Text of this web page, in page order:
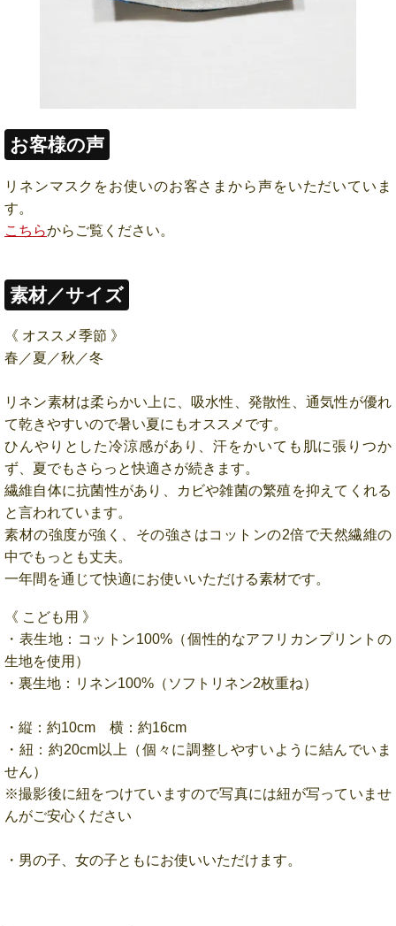
お客様の声
リネンマスクをお使いのお客さまから声をいただいていま
す。
こちらからご覧ください。
素材／サイズ
《 オススメ季節 》
春／夏／秋／冬
リネン素材は柔らかい上に、吸水性、発散性、通気性が優れ
て乾きやすいので暑い夏にもオススメです。
ひんやりとした冷涼感があり、汗をかいても肌に張りつか
ず、夏でもさらっと快適さが続きます。
繊維自体に抗菌性があり、カビや雑菌の繁殖を抑えてくれる
と言われています。
素材の強度が強く、その強さはコットンの2倍で天然繊維の
中でもっとも丈夫。
一年間を通じて快適にお使いいただける素材です。
《 こども用 》
・表生地：コットン100%（個性的なアフリカンプリントの
生地を使用）
・裏生地：リネン100%（ソフトリネン2枚重ね）
・縦：約10cm 横：約16cm
・紐：約20cm以上（個々に調整しやすいように結んでいま
せん）
※撮影後に紐をつけていますので写真には紐が写っていませ
んがご安心ください
・男の子、女の子ともにお使いいただけます。